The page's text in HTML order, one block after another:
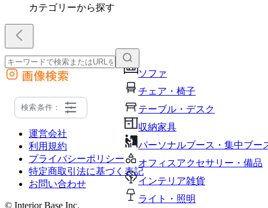
カテゴリーから探す
ソファ
チェア・椅子
テーブル・デスク
収納家具
パーソナルブース・集中ブー
オフィスアクセサリー・備品
インテリア雑貨
ライト・照明
外部サイトの商品をカートに追加
他のサイトで見つけた商品ページのURLを貼り付けて、カートに追加できます
画像検索
検索条件：
運営会社
利用規約
プライバシーポリシー
特定商取引法に基づく表記
お問い合わせ
© Interior Base Inc.